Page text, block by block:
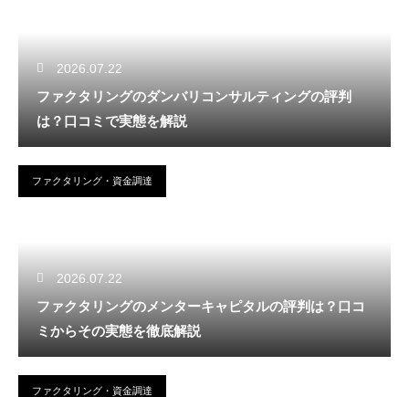
2026.07.22
ファクタリングのダンバリコンサルティングの評判
は？口コミで実態を解説
ファクタリング・資金調達
2026.07.22
ファクタリングのメンターキャピタルの評判は？口コ
ミからその実態を徹底解説
ファクタリング・資金調達